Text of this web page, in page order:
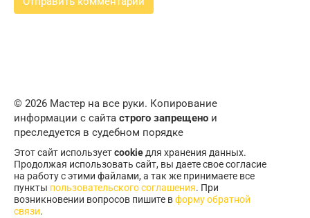
© 2026 Мастер на все руки. Копирование
информации с сайта строго запрещено и
преследуется в судебном порядке
Этот сайт используетcookie для хранения данных.
Продолжая использовать сайт, вы даете свое согласие
на работу с этими файлами, а так же принимаете все
пункты пользовательского соглашения. При
возникновении вопросов пишите вформу обратной
связи.